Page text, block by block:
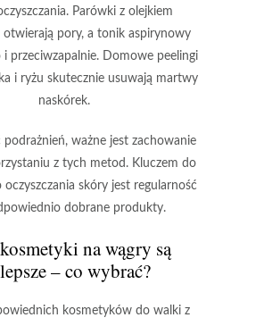
Parówki z olejkiem
otwierają pory, a tonik aspirynowy
i przeciwzapalnie. Domowe peelingi
i ryżu skutecznie usuwają martwy
naskórek.
ważne jest zachowanie
z tych metod. Kluczem do
skóry jest regularność
dobrane produkty.
na wągry są
– co wybrać?
kosmetykówdo walki z